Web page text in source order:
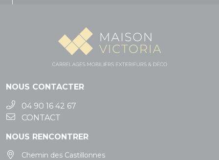
NOUS CONTACTER
04 90 16 42 67
CONTACT
NOUS RENCONTRER
Chemin des Castillonnes